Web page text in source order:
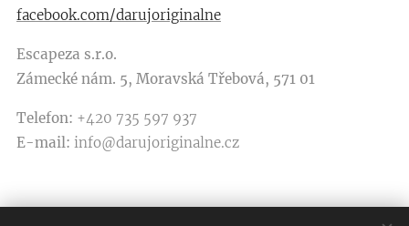
facebook.com/darujoriginalne
Escapeza s.r.o.
Zámecké nám. 5, Moravská Třebová, 571 01
Telefon: +420 735 597 937
E-mail : info@darujoriginalne.cz